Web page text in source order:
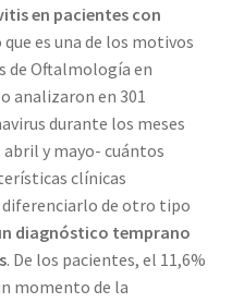
en pacientes con
es una de los motivos
de Oftalmología en
analizaron en 301
durante los meses
y mayo- cuántos
clínicas
de otro tipo
diagnóstico temprano
. De los pacientes, el 11,6%
momento de la